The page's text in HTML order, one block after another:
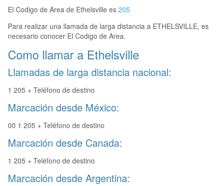
El Codigo de Area de Ethelsville es 205
Para realizar una llamada de larga distancia a ETHELSVILLE, es
necesario conocer El Codigo de Area.
Como llamar a Ethelsville
Llamadas de larga distancia nacional:
1 205 + Teléfono de destino
Marcación desde México:
00 1 205 + Teléfono de destino
Marcación desde Canada:
1 205 + Teléfono de destino
Marcación desde Argentina: